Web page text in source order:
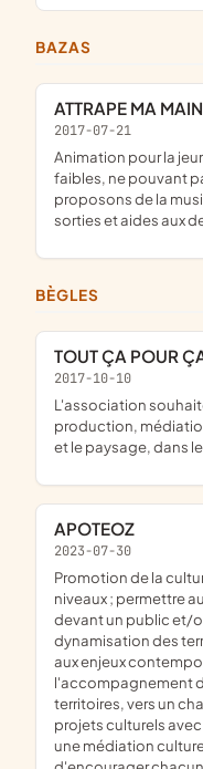
BAZAS
ATTRAPE MA MAIN
2017-07-21
animation pour la jeunesse issue de familles à revenus
faibles, ne pouvant
proposons de la
sorties et aides aux
BÈGLES
TOUT ÇA POUR
2017-10-10
l'association souhaite développer des projets de
production,
et le paysage, dans
APOTEOZ
2023-07-30
promotion de la culture hip-hop, dub et techno sur plusieurs
niveaux ; permettre
devant un public et/
dynamisation des
aux enjeux
l'accompagnement
territoires, vers un
projets culturels
une médiation